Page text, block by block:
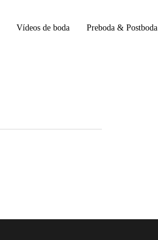
Vídeos de boda Preboda & Postboda